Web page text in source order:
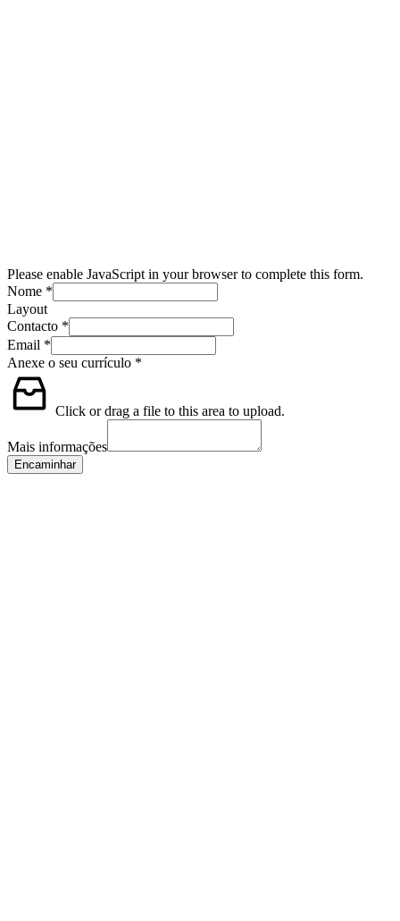
Please enable JavaScript in your browser to complete this form.
Nome *
Layout
Contacto *
Email *
Anexe o seu currículo *
Click or drag a file to this area to upload.
Mais informações
Encaminhar